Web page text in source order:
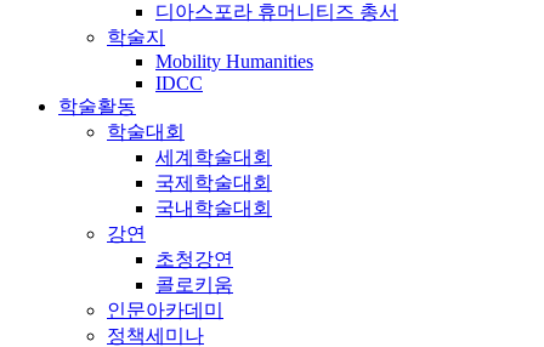
디아스포라 휴머니티즈 총서
학술지
Mobility Humanities
IDCC
학술활동
학술대회
세계학술대회
국제학술대회
국내학술대회
강연
초청강연
콜로키움
인문아카데미
정책세미나